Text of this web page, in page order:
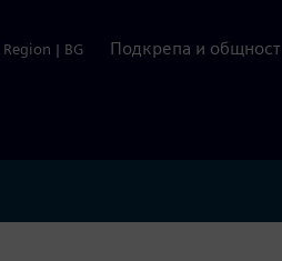
Region | BG Подкрепа и общност